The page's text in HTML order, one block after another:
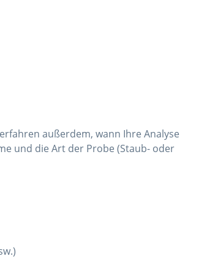
außerdem, wann Ihre Analyse
und die Art der Probe (Staub- oder